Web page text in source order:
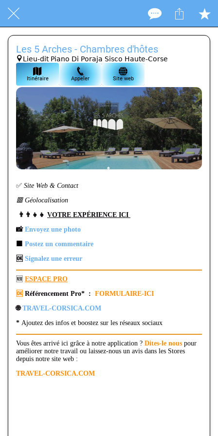
Les 5 Arches - Chambres d'hôtes
Lieu-dit Piano Di Poraja Sisco Haute-Corse
Itinéraire Appeler Site web
✅ Site Web & Contact
🟥 Géolocalisation
👨‍👨‍👧‍👧 VOTRE EXPÉRIENCE ICI
📸 Envoyez une photo
Postez un commentaire
🆗 Signalez une erreur
🆕 ESPACE PRO
🆗 Référencement Pro* : FORMULAIRE-ICI
🌐TRAVEL-CORSICA.COM
* Ajoutez des infos et boostez sur les réseaux sociaux
Vous êtes arrivé ici grâce à notre application ? Dites-le nous pour
améliorer notre travail ou laissez-nous un avis dans les Stores
depuis notre site web :
TRAVEL-CORSICA.COM